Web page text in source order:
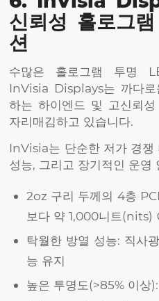
신뢰성 홀로그
션
수많은 홀로그램 투명
InVisia Displays는 까다로
하는 하이엔드 및 고신뢰
자리매김하고 있습니다.
InVisia는 단순한 저가 경쟁
성능, 그리고 장기적인 운영
2oz 구리 두께의 4층
보다 약 1,000니트(nits)
탁월한 방열 성능: 직사
능 유지
높은 투명도(>85% 이상